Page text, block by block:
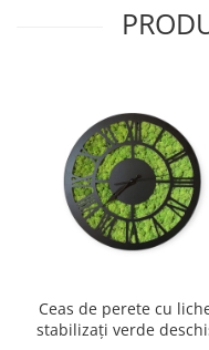
Ceas de perete cu
stabilizați verde